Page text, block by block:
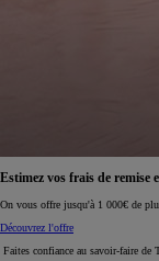
Estimez vos frais de remise
On vous offre jusqu'à 1 000€ de
Découvrez l'offre
Faites confiance au savoir-faire de